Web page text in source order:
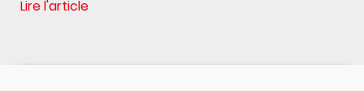
Lire l'article